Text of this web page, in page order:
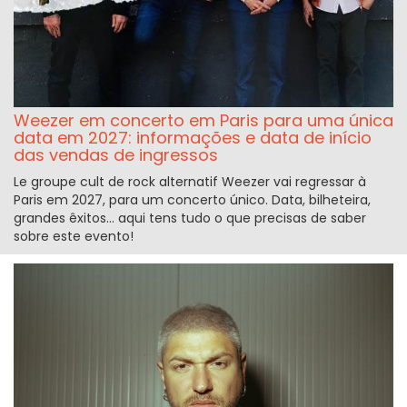
Weezer em concerto em Paris para uma única
data em 2027: informações e data de início
das vendas de ingressos
Le groupe cult de rock alternatif Weezer vai regressar à
Paris em 2027, para um concerto único. Data, bilheteira,
grandes êxitos... aqui tens tudo o que precisas de saber
sobre este evento!